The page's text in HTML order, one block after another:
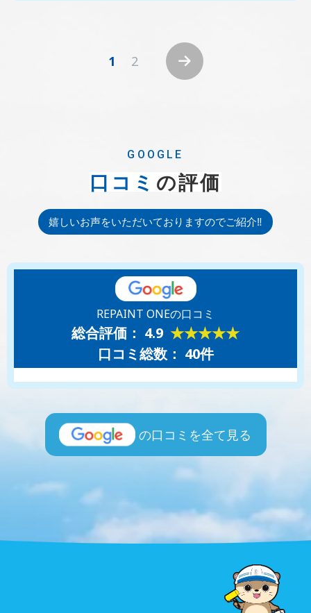
1 2
GOOGLE
口コミ の評価
嬉しいお声をいただいておりますのでご紹介‼︎
REPAINT ONEの口コミ
総合評価： 4.9 ★★★★★
口コミ総数： 40件
の口コミを全て見る